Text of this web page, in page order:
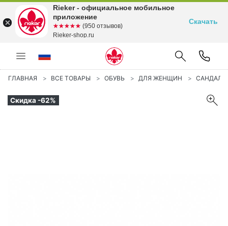
ГЛАВНАЯ ВСЕ ТОВАРЫ ОБУВЬ ДЛЯ ЖЕНЩИН
Скидка -62%
Rieker - официальное мобильное
приложение
☆☆☆☆☆
★★★★★ (950 отзывов)
Rieker-shop.ru
Скачать